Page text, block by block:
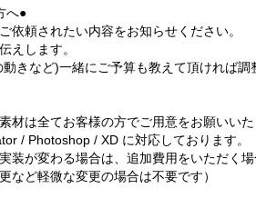
へ●
依頼されたい内容をお知らせください。
えします。
きなど)一緒にご予算も教えて頂ければ調
材は全てお客様の方でご用意をお願いいた
/ Photoshop / XD に対応しております。
装が変わる場合は、追加費用をいただく
など軽微な変更の場合は不要です）